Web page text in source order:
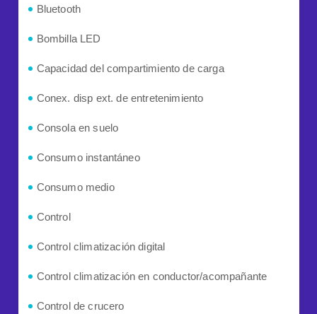
Bluetooth
Bombilla LED
Capacidad del compartimiento de carga
Conex. disp ext. de entretenimiento
Consola en suelo
Consumo instantáneo
Consumo medio
Control
Control climatización digital
Control climatización en conductor/acompañante
Control de crucero